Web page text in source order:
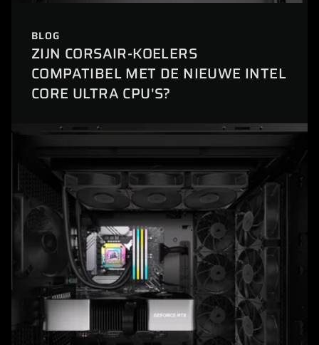
BLOG
ZIJN CORSAIR-KOELERS
COMPATIBEL MET DE NIEUWE INTEL
CORE ULTRA CPU'S?